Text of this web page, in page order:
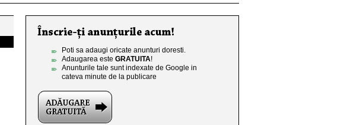
Poti sa adaugi oricate anunturi doresti.
Adaugarea este GRATUITA!
Anunturile tale sunt indexate de Google in
cateva minute de la publicare